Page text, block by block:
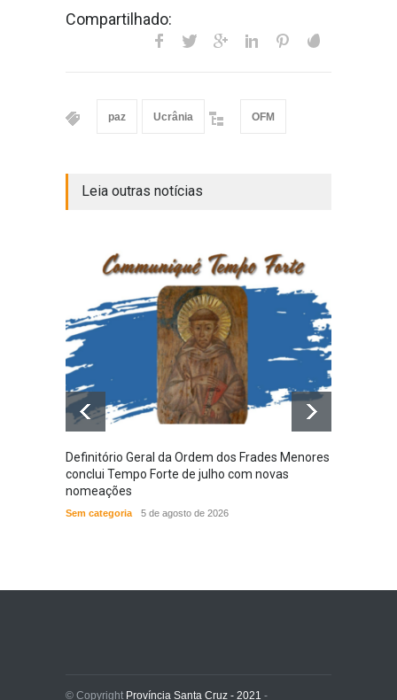
Compartilhado:
paz Ucrânia OFM
Leia outras notícias
Definitório Geral da Ordem dos Frades Menores
conclui Tempo Forte de julho com novas
nomeações
Sem categoria 5 de agosto de 2026
© Copyright Província Santa Cruz - 2021 -